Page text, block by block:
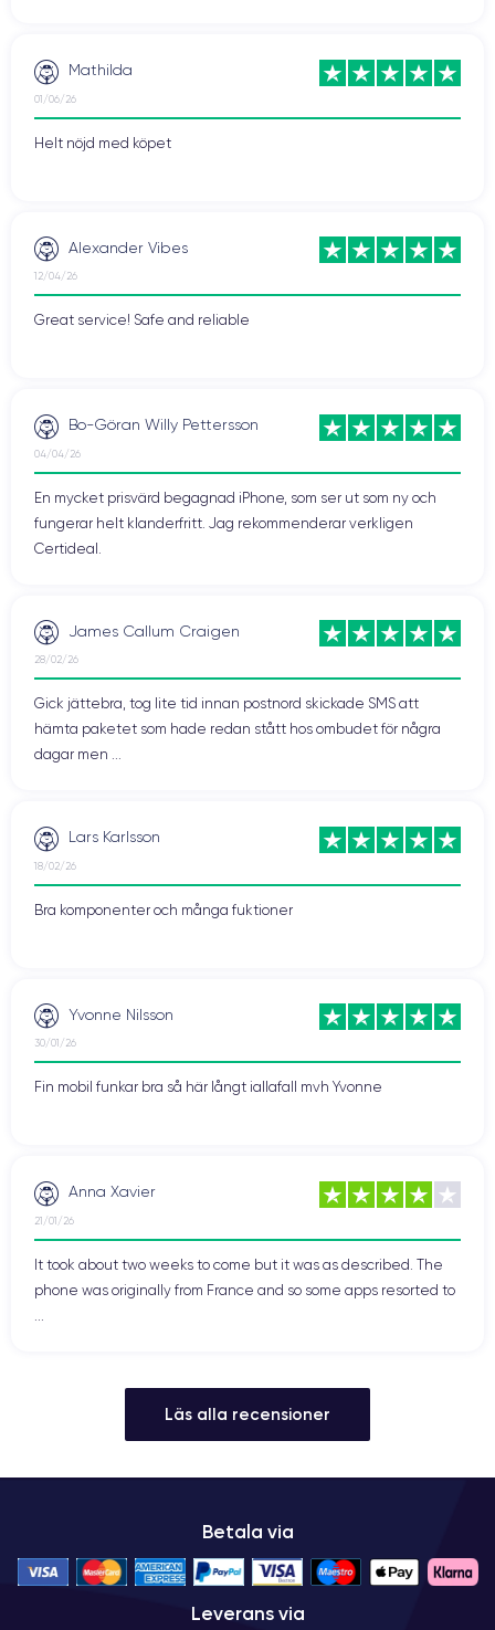
Mathilda
01/06/26
Helt nöjd med köpet
Alexander Vibes
12/04/26
Great service! Safe and reliable
Bo-Göran Willy Pettersson
04/04/26
En mycket prisvärd begagnad iPhone, som ser ut som ny och
fungerar helt klanderfritt. Jag rekommenderar verkligen
Certideal.
James Callum Craigen
28/02/26
Gick jättebra, tog lite tid innan postnord skickade SMS att
hämta paketet som hade redan stått hos ombudet för några
dagar men ...
Lars Karlsson
18/02/26
Bra komponenter och många fuktioner
Yvonne Nilsson
30/01/26
Fin mobil funkar bra så här långt iallafall mvh Yvonne
Anna Xavier
21/01/26
It took about two weeks to come but it was as described. The
phone was originally from France and so some apps resorted to
Läs alla recensioner
Betala via
Leverans via